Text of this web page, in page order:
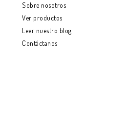
Sobre nosotros
Ver productos
Leer nuestro blog
Contáctanos